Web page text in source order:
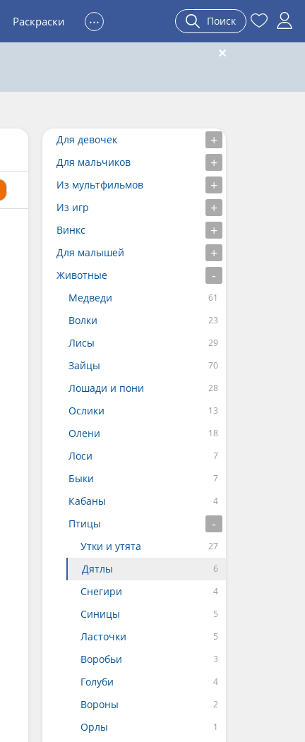
Раскраски ... Поиск
Для девочек
Для мальчиков
Из мультфильмов
Из игр
Винкс
Для малышей
Животные
Медведи
Волки
Лисы
Зайцы
Лошади и пони
Ослики
Олени
Лоси
Быки
Кабаны
Птицы
Утки и утята
Дятлы
Снегири
Синицы
Ласточки
Воробьи
Голуби
Вороны
Орлы